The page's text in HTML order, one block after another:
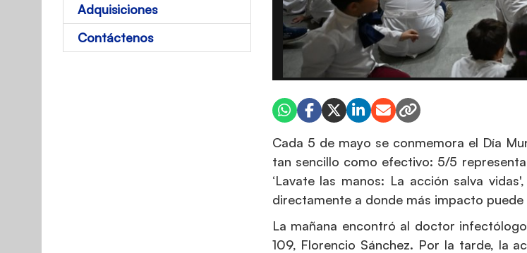
Adquisiciones
Contáctenos
Cada 5 de mayo se conmemora el Día
tan sencillo como efectivo: 5/5
‘Lavate las manos: La acción salva
directamente a donde más impacto
La mañana encontró al doctor
109, Florencio Sánchez. Por la tarde, la